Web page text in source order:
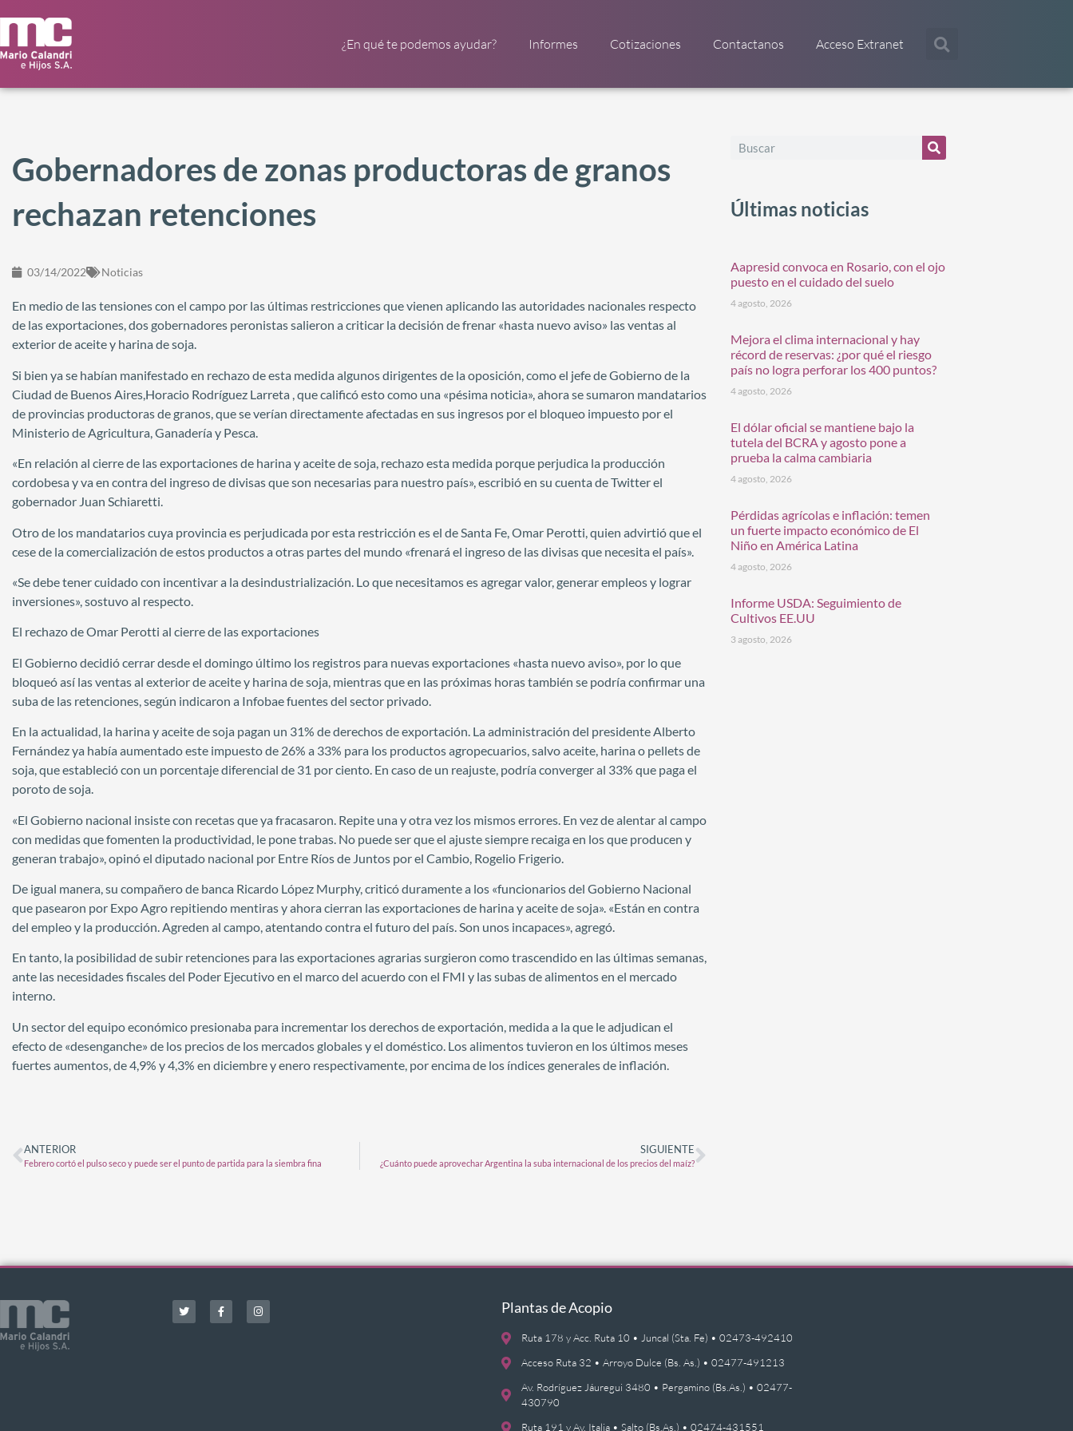
¿En qué te podemos ayudar? Informes Cotizaciones Contactanos Acceso Extranet
Gobernadores de zonas productoras de granos
rechazan retenciones
03/14/2022 Noticias
En medio de las tensiones con el campo por las últimas restricciones que vienen aplicando las autoridades nacionales respecto
de las exportaciones, dos gobernadores peronistas salieron a criticar la decisión de frenar «hasta nuevo aviso» las ventas al
exterior de aceite y harina de soja.
Si bien ya se habían manifestado en rechazo de esta medida algunos dirigentes de la oposición, como el jefe de Gobierno de la
Ciudad de Buenos Aires,Horacio Rodríguez Larreta , que calificó esto como una «pésima noticia», ahora se sumaron mandatarios
de provincias productoras de granos, que se verían directamente afectadas en sus ingresos por el bloqueo impuesto por el
Ministerio de Agricultura, Ganadería y Pesca.
«En relación al cierre de las exportaciones de harina y aceite de soja, rechazo esta medida porque perjudica la producción
cordobesa y va en contra del ingreso de divisas que son necesarias para nuestro país», escribió en su cuenta de Twitter el
gobernador Juan Schiaretti.
Otro de los mandatarios cuya provincia es perjudicada por esta restricción es el de Santa Fe, Omar Perotti, quien advirtió que el
cese de la comercialización de estos productos a otras partes del mundo «frenará el ingreso de las divisas que necesita el país».
«Se debe tener cuidado con incentivar a la desindustrialización. Lo que necesitamos es agregar valor, generar empleos y lograr
inversiones», sostuvo al respecto.
El rechazo de Omar Perotti al cierre de las exportaciones
El Gobierno decidió cerrar desde el domingo último los registros para nuevas exportaciones «hasta nuevo aviso», por lo que
bloqueó así las ventas al exterior de aceite y harina de soja, mientras que en las próximas horas también se podría confirmar una
suba de las retenciones, según indicaron a Infobae fuentes del sector privado.
En la actualidad, la harina y aceite de soja pagan un 31% de derechos de exportación. La administración del presidente Alberto
Fernández ya había aumentado este impuesto de 26% a 33% para los productos agropecuarios, salvo aceite, harina o pellets de
soja, que estableció con un porcentaje diferencial de 31 por ciento. En caso de un reajuste, podría converger al 33% que paga el
poroto de soja.
«El Gobierno nacional insiste con recetas que ya fracasaron. Repite una y otra vez los mismos errores. En vez de alentar al campo
con medidas que fomenten la productividad, le pone trabas. No puede ser que el ajuste siempre recaiga en los que producen y
generan trabajo», opinó el diputado nacional por Entre Ríos de Juntos por el Cambio, Rogelio Frigerio.
De igual manera, su compañero de banca Ricardo López Murphy, criticó duramente a los «funcionarios del Gobierno Nacional
que pasearon por Expo Agro repitiendo mentiras y ahora cierran las exportaciones de harina y aceite de soja». «Están en contra
del empleo y la producción. Agreden al campo, atentando contra el futuro del país. Son unos incapaces», agregó.
En tanto, la posibilidad de subir retenciones para las exportaciones agrarias surgieron como trascendido en las últimas semanas,
ante las necesidades fiscales del Poder Ejecutivo en el marco del acuerdo con el FMI y las subas de alimentos en el mercado
interno.
Un sector del equipo económico presionaba para incrementar los derechos de exportación, medida a la que le adjudican el
efecto de «desenganche» de los precios de los mercados globales y el doméstico. Los alimentos tuvieron en los últimos meses
fuertes aumentos, de 4,9% y 4,3% en diciembre y enero respectivamente, por encima de los índices generales de inflación.
ANTERIOR
Febrero cortó el pulso seco y puede ser el punto de partida para la siembra fina
SIGUIENTE
¿Cuánto puede aprovechar Argentina la suba internacional de los precios del maíz?
Últimas noticias
Aapresid convoca en Rosario, con el ojo
puesto en el cuidado del suelo
4 agosto, 2026
Mejora el clima internacional y hay
récord de reservas: ¿por qué el riesgo
país no logra perforar los 400 puntos?
4 agosto, 2026
El dólar oficial se mantiene bajo la
tutela del BCRA y agosto pone a
prueba la calma cambiaria
4 agosto, 2026
Pérdidas agrícolas e inflación: temen
un fuerte impacto económico de El
Niño en América Latina
4 agosto, 2026
Informe USDA: Seguimiento de
Cultivos EE.UU
3 agosto, 2026
Plantas de Acopio
Ruta 178 y Acc. Ruta 10 • Juncal (Sta. Fe) • 02473-492410
Acceso Ruta 32 • Arroyo Dulce (Bs. As.) • 02477-491213
Av. Rodríguez Jáuregui 3480 • Pergamino (Bs.As.) • 02477-
430790
Ruta 191 y Av. Italia • Salto (Bs.As.) • 02474-431551